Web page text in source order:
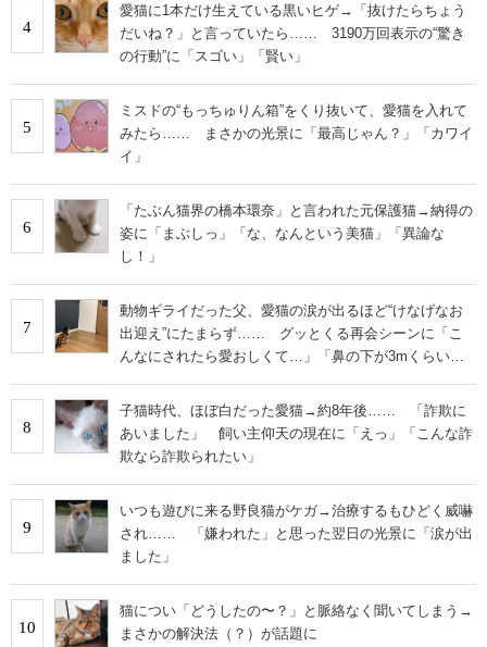
4
愛猫に1本だけ生えている黒いヒゲ→「抜けたらちょう
だいね？」と言っていたら…… 3190万回表示の“驚き
の行動”に「スゴい」「賢い」
5
ミスドの“もっちゅりん箱”をくり抜いて、愛猫を入れて
みたら…… まさかの光景に「最高じゃん？」「カワイ
イ」
6
「たぶん猫界の橋本環奈」と言われた元保護猫→納得の
姿に「まぶしっ」「な、なんという美猫」「異論な
し！」
7
動物ギライだった父、愛猫の涙が出るほど“けなげなお
出迎え”にたまらず…… グッとくる再会シーンに「こ
んなにされたら愛おしくて…」「鼻の下が3mくらい伸
8
子猫時代、ほぼ白だった愛猫→約8年後…… 「詐欺に
あいました」 飼い主仰天の現在に「えっ」「こんな詐
欺なら詐欺られたい」
9
いつも遊びに来る野良猫がケガ→治療するもひどく威嚇
され…… 「嫌われた」と思った翌日の光景に「涙が出
ました」
10
猫につい「どうしたの〜？」と脈絡なく聞いてしまう→
まさかの解決法（？）が話題に